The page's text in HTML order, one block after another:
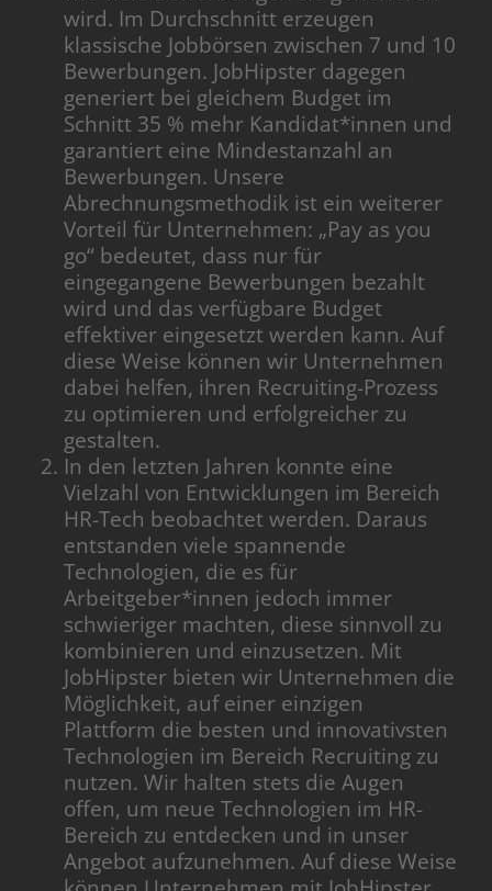
wird. Im Durchschnitt erzeugen
klassische Jobbörsen zwischen 7 und 10
Bewerbungen. JobHipster dagegen
generiert bei gleichem Budget im
Schnitt 35 % mehr Kandidat*innen und
garantiert eine Mindestanzahl an
Bewerbungen. Unsere
Abrechnungsmethodik ist ein weiterer
Vorteil für Unternehmen: „Pay as you
go“ bedeutet, dass nur für
eingegangene Bewerbungen bezahlt
wird und das verfügbare Budget
effektiver eingesetzt werden kann. Auf
diese Weise können wir Unternehmen
dabei helfen, ihren Recruiting-Prozess
zu optimieren und erfolgreicher zu
gestalten.
In den letzten Jahren konnte eine
Vielzahl von Entwicklungen im Bereich
HR-Tech beobachtet werden. Daraus
entstanden viele spannende
Technologien, die es für
Arbeitgeber*innen jedoch immer
schwieriger machten, diese sinnvoll zu
kombinieren und einzusetzen. Mit
JobHipster bieten wir Unternehmen die
Möglichkeit, auf einer einzigen
Plattform die besten und innovativsten
Technologien im Bereich Recruiting zu
nutzen. Wir halten stets die Augen
offen, um neue Technologien im HR-
Bereich zu entdecken und in unser
Angebot aufzunehmen. Auf diese Weise